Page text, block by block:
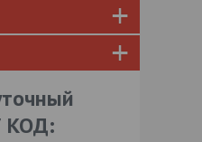
КОД: